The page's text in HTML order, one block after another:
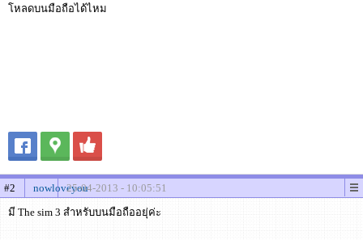
โหลดบนมือถือได้ไหม
#2 nowloveyou25-04-2013 - 10:05:51
มี The sim 3 สำหรับบนมือถืออยุ่ค่ะ